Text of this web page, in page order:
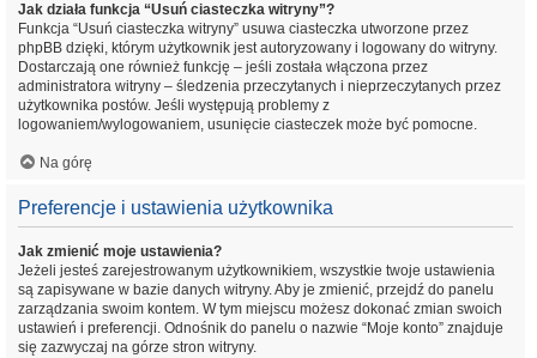
Jak działa funkcja “Usuń ciasteczka witryny”?
Funkcja “Usuń ciasteczka witryny” usuwa ciasteczka utworzone przez
phpBB dzięki, którym użytkownik jest autoryzowany i logowany do witryny.
Dostarczają one również funkcję – jeśli została włączona przez
administratora witryny – śledzenia przeczytanych i nieprzeczytanych przez
użytkownika postów. Jeśli występują problemy z
logowaniem/wylogowaniem, usunięcie ciasteczek może być pomocne.
Na górę
Preferencje i ustawienia użytkownika
Jak zmienić moje ustawienia?
Jeżeli jesteś zarejestrowanym użytkownikiem, wszystkie twoje ustawienia
są zapisywane w bazie danych witryny. Aby je zmienić, przejdź do panelu
zarządzania swoim kontem. W tym miejscu możesz dokonać zmian swoich
ustawień i preferencji. Odnośnik do panelu o nazwie “Moje konto” znajduje
się zazwyczaj na górze stron witryny.